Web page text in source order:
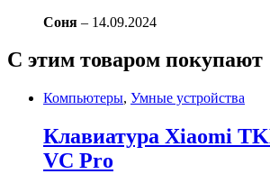
Соня – 14.09.2024
С этим товаром покупают
Компьютеры, Умные устройства
Клавиатура Xiaomi
VC Pro